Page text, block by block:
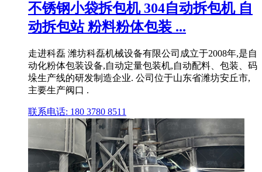
不锈钢小袋拆包机 304自动拆包机 自
动拆包站 粉料粉体包装 ...
走进科磊 潍坊科磊机械设备有限公司成立于2008年,是自
动化粉体包装设备,自动定量包装机,自动配料、包装、码
垛生产线的研发制造企业. 公司位于山东省潍坊安丘市,
主要生产阀口 .
联系电话: 180 3780 8511